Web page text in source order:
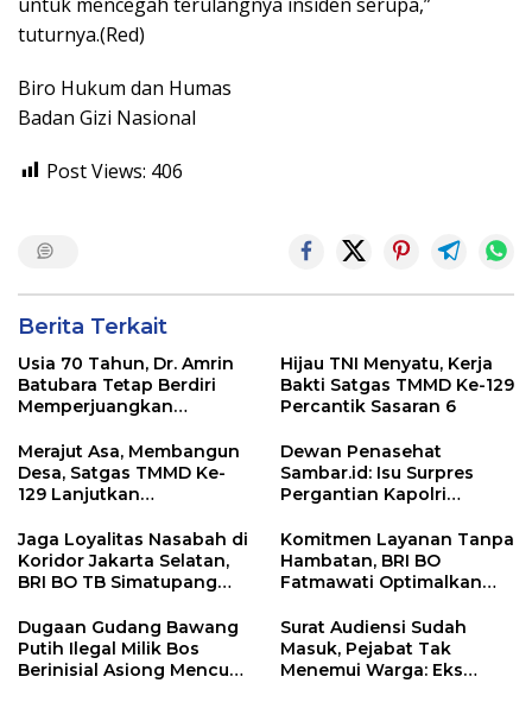
tuturnya.(Red)
Biro Hukum dan Humas
Badan Gizi Nasional
Post Views: 406
Berita Terkait
Usia 70 Tahun, Dr. Amrin
Batubara Tetap Berdiri
Memperjuangkan
Hijau TNI Menyatu, Kerja
Bakti Satgas TMMD Ke-129
Percantik Sasaran 6
Merajut Asa, Membangun
Desa, Satgas TMMD Ke-
129 Lanjutkan
Dewan Penasehat
Sambar.id: Isu Surpres
Pergantian Kapolri
Kewenangan Mutlak di
Tangan Presiden
Jaga Loyalitas Nasabah di
Koridor Jakarta Selatan,
BRI BO TB Simatupang
Komitmen Layanan Tanpa
Hambatan, BRI BO
Fatmawati Optimalkan
Setiap Lini
Dugaan Gudang Bawang
Putih Ilegal Milik Bos
Berinisial Asiong Mencuat,
Surat Audiensi Sudah
Masuk, Pejabat Tak
Menemui Warga: Eks